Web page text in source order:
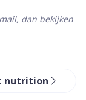
dan bekijken
nutrition